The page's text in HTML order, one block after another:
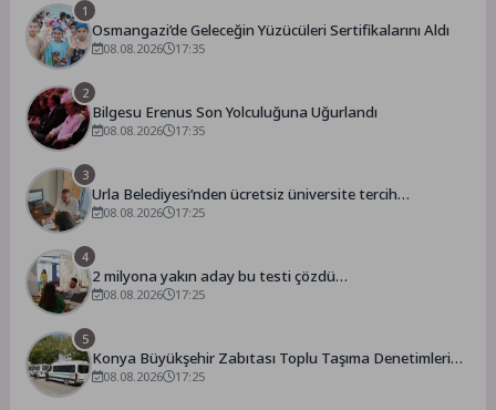
1
Osmangazi’de Geleceğin Yüzücüleri Sertifikalarını Aldı
08.08.2026 17:35
2
Bilgesu Erenus Son Yolculuğuna Uğurlandı
08.08.2026 17:35
3
Urla Belediyesi’nden ücretsiz üniversite tercih
danışmanlığı
08.08.2026 17:25
4
2 milyona yakın aday bu testi çözdü…
08.08.2026 17:25
5
Konya Büyükşehir Zabıtası Toplu Taşıma Denetimlerini
Sürdürüyor
08.08.2026 17:25